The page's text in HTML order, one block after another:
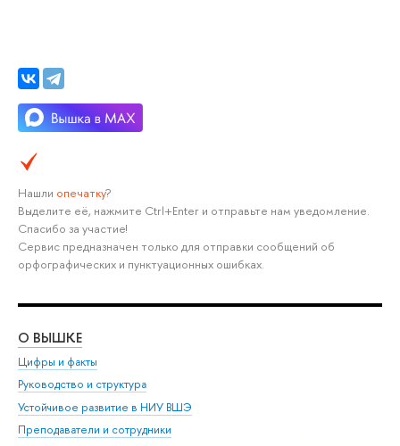
Нашли опечатку?
Выделите её, нажмите Ctrl+Enter и отправьте нам уведомление.
Спасибо за участие!
Сервис предназначен только для отправки сообщений об
орфографических и пунктуационных ошибках.
О ВЫШКЕ
Цифры и факты
Руководство и структура
Устойчивое развитие в НИУ ВШЭ
Преподаватели и сотрудники